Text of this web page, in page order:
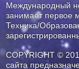
Международный
занимает первое
Техника/
COPYRIGHT ©
сайта